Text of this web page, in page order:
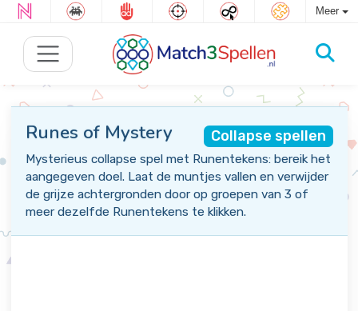
Meer
Collapse spellen
Runes of Mystery
Mysterieus collapse spel met Runentekens: bereik het
aangegeven doel. Laat de muntjes vallen en verwijder
de grijze achtergronden door op groepen van 3 of
meer dezelfde Runentekens te klikken.